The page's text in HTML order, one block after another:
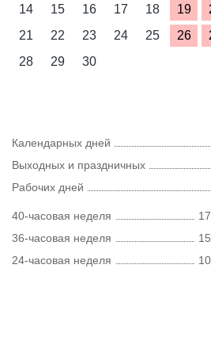
14
15 16 17 18 19
21
22 23 24 25 26
28
29 30
Календарных дней
Выходных и праздничных
Рабочих дней
40-часовая неделя
36-часовая неделя
24-часовая неделя